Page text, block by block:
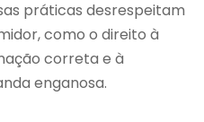
práticas desrespeitam
como o direito à
correta e à
enganosa.